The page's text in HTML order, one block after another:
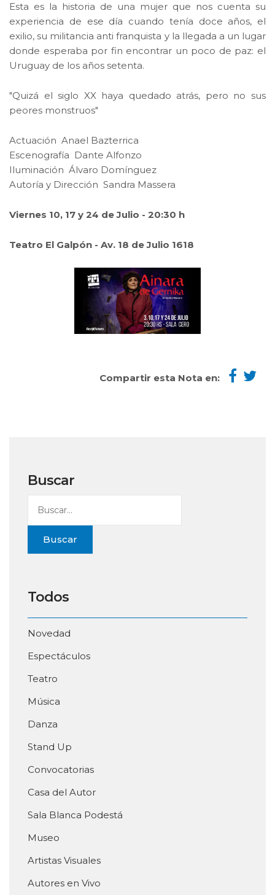
Esta es la historia de una mujer que nos cuenta su
experiencia de ese día cuando tenía doce años, el
exilio, su militancia anti franquista y la llegada a un lugar
donde esperaba por fin encontrar un poco de paz: el
Uruguay de los años setenta.
"Quizá el siglo XX haya quedado atrás, pero no sus
peores monstruos"
Actuación Anael Bazterrica
Escenografía Dante Alfonzo
Iluminación Álvaro Domínguez
Autoría y Dirección Sandra Massera
Viernes 10, 17 y 24 de Julio - 20:30 h
Teatro El Galpón - Av. 18 de Julio 1618
Compartir esta Nota en:
Buscar
Buscar
Todos
Novedad
Espectáculos
Teatro
Música
Danza
Stand Up
Convocatorias
Casa del Autor
Sala Blanca Podestá
Museo
Artistas Visuales
Autores en Vivo